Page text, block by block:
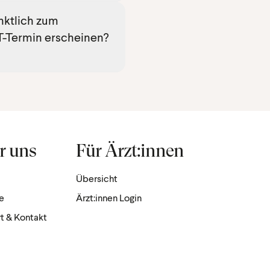
Werte von PSA-, TSH-
zum
Termin erscheinen?
Untersuchung
Termin vereinbart
uns
& Kontakt
Für Ärzt:innen
Übersicht
Ärzt:innen Login